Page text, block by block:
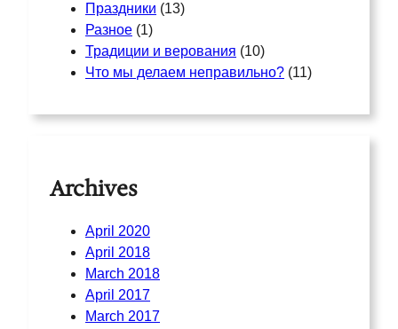
Праздники (13)
Разное (1)
Традиции и верования (10)
Что мы делаем неправильно? (11)
Archives
April 2020
April 2018
March 2018
April 2017
March 2017